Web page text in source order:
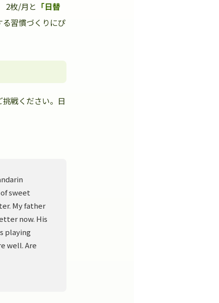
2枚/月と 「日替
習慣づくりにぴ
戦ください。日
sweet
My father
now. His
playing
well. Are